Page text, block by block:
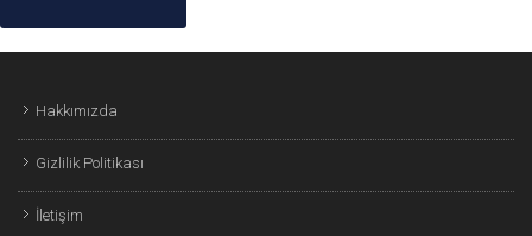
Hakkımızda
Gizlilik Politikası
İletişim